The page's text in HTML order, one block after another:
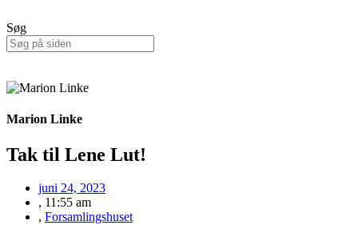
Søg
Marion Linke
Tak til Lene Lut!
juni 24, 2023
, 11:55 am
, Forsamlingshuset